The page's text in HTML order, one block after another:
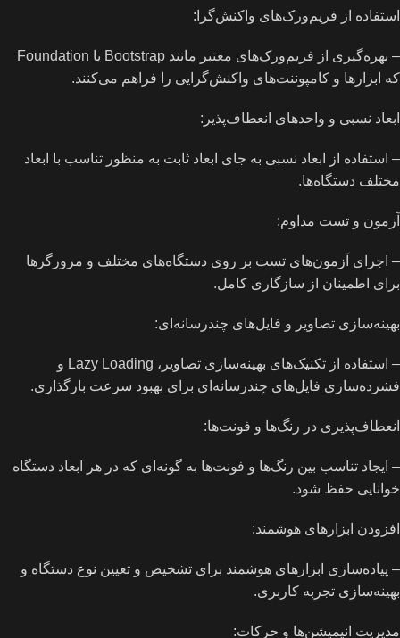
استفاده از فریم‌ورک‌های واکنش‌گرا:
– بهره‌گیری از فریم‌ورک‌های معتبر مانند Bootstrap یا Foundation
که ابزارها و کامپوننت‌های واکنش‌گرایی را فراهم می‌کنند.
ابعاد نسبی و واحدهای انعطاف‌پذیر:
– استفاده از ابعاد نسبی به جای ابعاد ثابت به منظور تناسب با ابعاد
مختلف دستگاه‌ها.
آزمون و تست مداوم:
– اجرای آزمون‌های تست بر روی دستگاه‌های مختلف و مرورگرها
برای اطمینان از سازگاری کامل.
بهینه‌سازی تصاویر و فایل‌های چندرسانه‌ای:
– استفاده از تکنیک‌های بهینه‌سازی تصاویر، Lazy Loading و
فشرده‌سازی فایل‌های چندرسانه‌ای برای بهبود سرعت بارگذاری.
انعطاف‌پذیری در رنگ‌ها و فونت‌ها:
– ایجاد تناسب بین رنگ‌ها و فونت‌ها به گونه‌ای که در هر ابعاد دستگاه
خوانایی حفظ شود.
افزودن ابزارهای هوشمند:
– پیاده‌سازی ابزارهای هوشمند برای تشخیص و تعیین نوع دستگاه و
بهینه‌سازی تجربه کاربری.
مدیریت انیمیشن‌ها و حرکات: